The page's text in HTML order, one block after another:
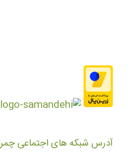
آدرس شبکه های اجتماعی